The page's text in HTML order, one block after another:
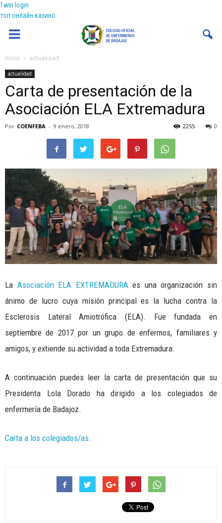
1win login
топ онлайн казино
Coenfeba
Inicio actualidad
actualidad
Carta de presentación de la
Asociación ELA Extremadura
Por COENFEBA - 9 enero, 2018 0
2255
La Asociación ELA EXTREMADURAes una organización sin
ánimo de lucro cuya misión principal es la lucha contra la
Esclerosis Lateral Amiotrófica (ELA). Fue fundada en
septiembre de 2017 por un grupo de enfermos, familiares y
amigos, y extiende su actividad a toda Extremadura.
A continuación puedes leer la carta de presentación que su
Presidenta Lola Dorado ha dirigido a los colegiados de
enfermería de Badajoz.
Carta a los colegiados/as.